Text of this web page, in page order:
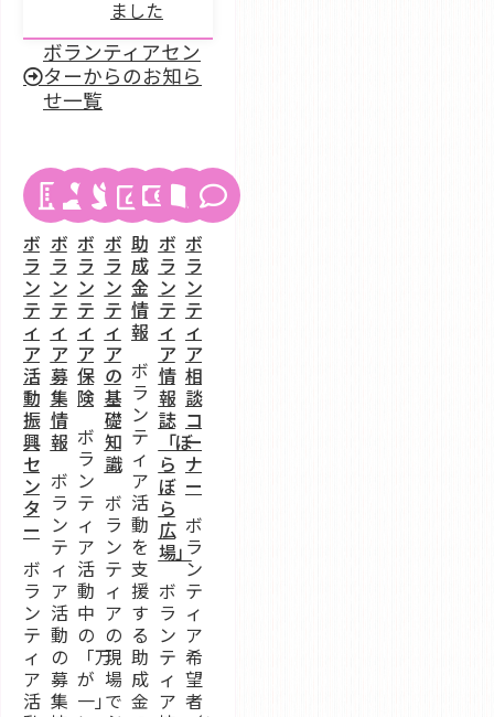
ました
ボランティアセン
ターからのお知ら
せ一覧
ボ
ラ
ン
テ
ィ
ア
活
動
振
興
セ
ン
タ
ー
ボ
ラ
ン
テ
ィ
ア
活
ボ
ラ
ン
テ
ィ
ア
募
集
情
報
ボ
ラ
ン
テ
ィ
ア
活
動
の
募
集
ボ
ラ
ン
テ
ィ
ア
保
険
ボ
ラ
ン
テ
ィ
ア
活
動
中
の
「万
が
一」
ボ
ラ
ン
テ
ィ
ア
の
基
礎
知
識
ボ
ラ
ン
テ
ィ
ア
の
現
場
で
助
成
金
情
報
ボ
ラ
ン
テ
ィ
ア
活
動
を
支
援
す
る
助
成
金
ボ
ラ
ン
テ
ィ
ア
情
報
誌
「ぼ
ら
ぼ
ら
広
場」
ボ
ラ
ン
テ
ィ
ア
ボ
ラ
ン
テ
ィ
ア
相
談
コ
ー
ナ
ー
ボ
ラ
ン
テ
ィ
ア
希
望
者